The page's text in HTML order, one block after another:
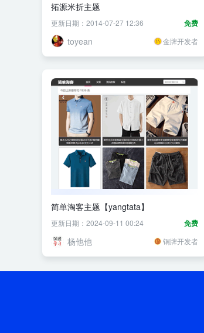
拓源米折主题
免费
更新日期：2014-07-27 12:36
toyean 金牌开发者
简单淘客主题【yangtata】
免费
更新日期：2024-09-11 00:24
杨他他 铜牌开发者